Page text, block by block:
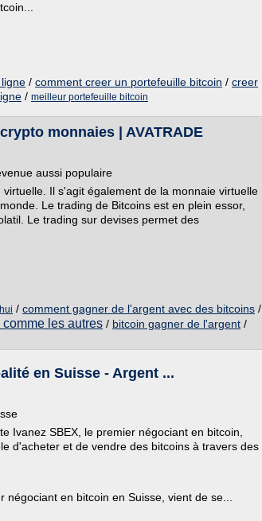
/ comment creer un portefeuille bitcoin / creer
/ meilleur portefeuille bitcoin
monnaies | AVATRADE
aussi populaire
Il s'agit également de la monnaie virtuelle
Le trading de Bitcoins est en plein essor,
Le trading sur devises permet des
/ comment gagner de l'argent avec des bitcoins /
les autres / bitcoin gagner de l'argent /
en Suisse - Argent ...
Ivanez SBEX, le premier négociant en bitcoin,
d'acheter et de vendre des bitcoins à travers des
en bitcoin en Suisse, vient de se...